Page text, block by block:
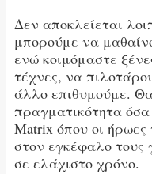
Δεν αποκλείεται
μπορούμε να
ενώ κοιμόμαστε
τέχνες, να
άλλο επιθυμούμε.
πραγματικότητα
Matrix όπου οι ήρωες
στον εγκέφαλο τους
σε ελάχιστο χρόνο.